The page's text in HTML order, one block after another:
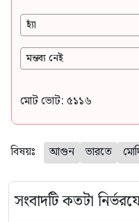
হ্যাঁ
মন্তব্য নেই
মোট ভোট: ৫১১৬
বিষয়ঃ আগুন ভারতে
সংবাদটি কতটা